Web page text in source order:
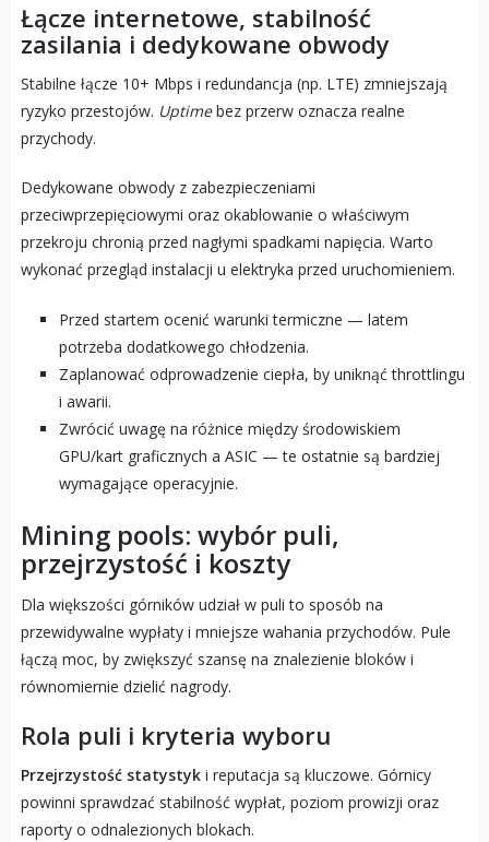
Łącze internetowe, stabilność
zasilania i dedykowane obwody
Stabilne łącze 10+ Mbps i redundancja (np. LTE) zmniejszają
ryzyko przestojów. Uptimebez przerw oznacza realne
przychody.
Dedykowane obwody z zabezpieczeniami
przeciwprzepięciowymi oraz okablowanie o właściwym
przekroju chronią przed nagłymi spadkami napięcia. Warto
wykonać przegląd instalacji u elektryka przed uruchomieniem.
Przed startem ocenić warunki termiczne — latem
potrzeba dodatkowego chłodzenia.
Zaplanować odprowadzenie ciepła, by uniknąć throttlingu
i awarii.
Zwrócić uwagę na różnice między środowiskiem
GPU/kart graficznych a ASIC — te ostatnie są bardziej
wymagające operacyjnie.
Mining pools: wybór puli,
przejrzystość i koszty
Dla większości górników udział w puli to sposób na
przewidywalne wypłaty i mniejsze wahania przychodów. Pule
łączą moc, by zwiększyć szansę na znalezienie bloków i
równomiernie dzielić nagrody.
Rola puli i kryteria wyboru
Przejrzystość statystyki reputacja są kluczowe. Górnicy
powinni sprawdzać stabilność wypłat, poziom prowizji oraz
raporty o odnalezionych blokach.